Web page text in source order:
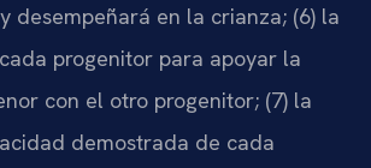
desempeñará en la crianza; (6) la
progenitor para apoyar la
con el otro progenitor; (7) la
demostrada de cada